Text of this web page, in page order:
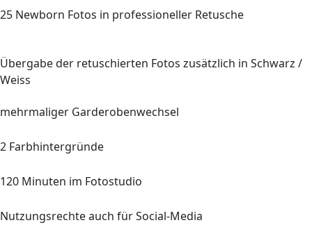
25 Newborn Fotos in professioneller Retusche
Übergabe der retuschierten Fotos zusätzlich in Schwarz /
Weiss
mehrmaliger Garderobenwechsel
2 Farbhintergründe
120 Minuten im Fotostudio
Nutzungsrechte auch für Social-Media